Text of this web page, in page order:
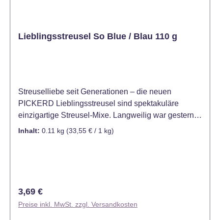
Lieblingsstreusel So Blue / Blau 110 g
Streuselliebe seit Generationen – die neuen
PICKERD Lieblingsstreusel sind spektakuläre
einzigartige Streusel-Mixe. Langweilig war gestern!
PICKERD Lieblingsstreusel sind außergewöhnliche
Blue strahlen in blau mit kleinen silbrigen Akzenten.
So ist der Mix vielseitig einsetzbar und verschönert
Inhalt: 0.11 kg (33,55 € / 1 kg)
Regulärer Preis:
3,69 €
Preise inkl. MwSt. zzgl. Versandkosten